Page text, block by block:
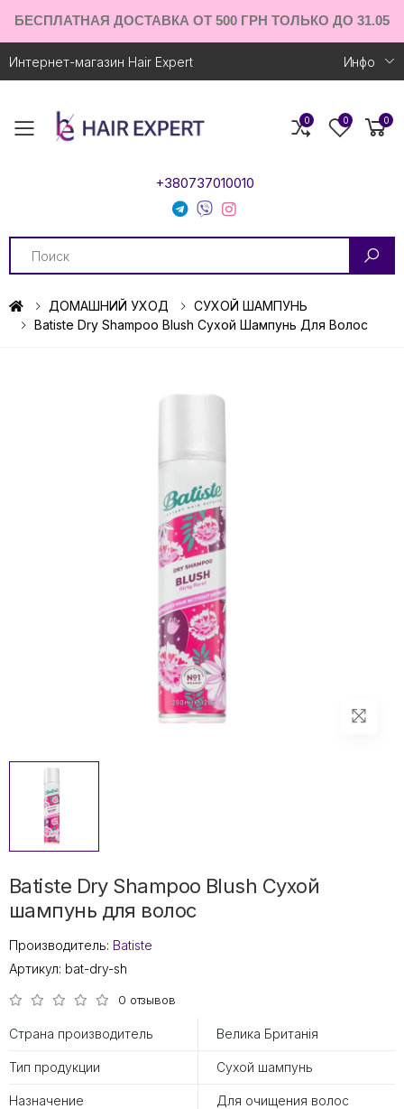
БЕСПЛАТНАЯ ДОСТАВКА ОТ 500 ГРН ТОЛЬКО ДО 31.05
Интернет-магазин Hair Expert Инфо
Toggle mobile menu
+380737010010
Search
0 0 0
ДОМАШНИЙ УХОД
СУХОЙ ШАМПУНЬ
Batiste Dry Shampoo Blush Сухой Шампунь Для Волос
Batiste Dry Shampoo Blush Сухой
шампунь для волос
Производитель: Batiste
Артикул: bat-dry-sh
0 отзывов
Страна производитель Велика Британія
Тип продукции Сухой шампунь
Назначение Для очищения волос